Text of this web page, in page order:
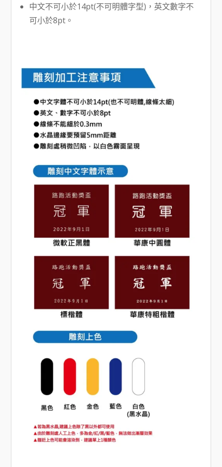
中文不可小於14pt(不可明體字型)，英文數字不
可小於8pt。